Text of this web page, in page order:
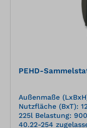
PEHD-
Außenmaße
Nutzfläche (BxT):
225l Belastung: 900kgmit DIBt-Zulassungs-Nr. Z-
40.22-254